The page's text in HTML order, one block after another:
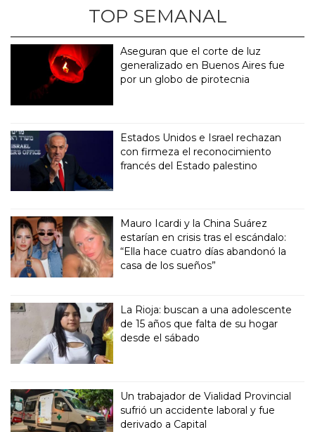
TOP SEMANAL
Aseguran que el corte de luz
generalizado en Buenos Aires fue
por un globo de pirotecnia
Estados Unidos e Israel rechazan
con firmeza el reconocimiento
francés del Estado palestino
Mauro Icardi y la China Suárez
estarían en crisis tras el escándalo:
“Ella hace cuatro días abandonó la
casa de los sueños”
La Rioja: buscan a una adolescente
de 15 años que falta de su hogar
desde el sábado
Un trabajador de Vialidad Provincial
sufrió un accidente laboral y fue
derivado a Capital